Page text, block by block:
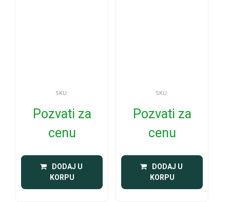
SKU:
Pozvati za
cenu
DODAJ U
KORPU
SKU:
Pozvati za
cenu
DODAJ U
KORPU